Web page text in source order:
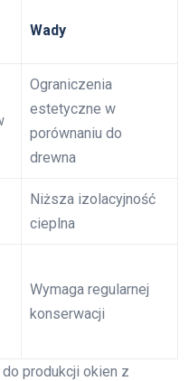
Wady
Ograniczenia
estetyczne w
porównaniu do
drewna
Niższa izolacyjność
cieplna
Wymaga regularnej
konserwacji
produkcji okien z